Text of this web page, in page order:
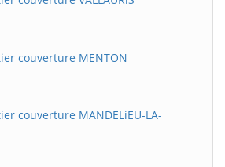
couverture MENTON
couverture MANDELiEU-LA-